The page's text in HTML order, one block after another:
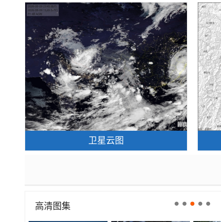
卫星云图
高清图集